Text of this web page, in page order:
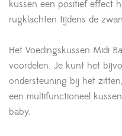
kussen een positief effect
rugklachten tijdens de
Het Voedingskussen Midi
voordelen. Je kunt het
ondersteuning bij het
een multifunctioneel
baby.